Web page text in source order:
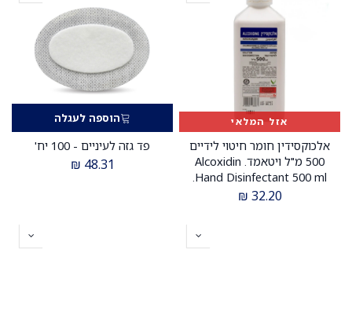
אזל המלאי
אלכוקסידין חומר חיטוי לידיים
500 מ"ל ויטאמד. Alcoxidin
Hand Disinfectant 500 ml.
תחליף לספטול וספטל סקראב.
32.20
₪
הוספה לעגלה
פד גזה לעיניים - 100 יח'
48.31
₪